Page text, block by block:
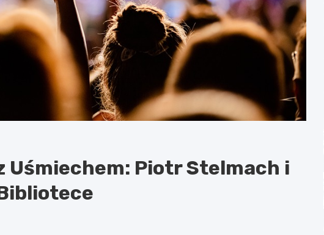
Uśmiechem: Piotr Stelmach i